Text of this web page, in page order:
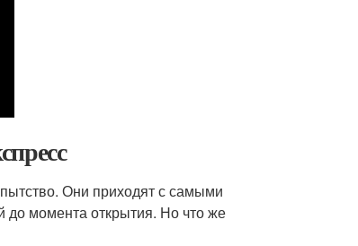
Они приходят с самыми
до момента открытия. Но что же